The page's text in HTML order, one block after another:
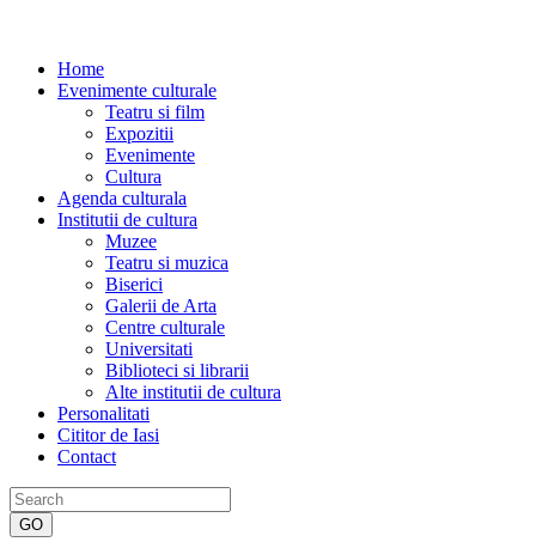
Home
Evenimente culturale
Teatru si film
Expozitii
Evenimente
Cultura
Agenda culturala
Institutii de cultura
Muzee
Teatru si muzica
Biserici
Galerii de Arta
Centre culturale
Universitati
Biblioteci si librarii
Alte institutii de cultura
Personalitati
Cititor de Iasi
Contact